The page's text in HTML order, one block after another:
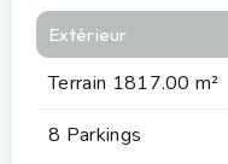
Extérieur
Terrain 1817.00 m²
8 Parkings